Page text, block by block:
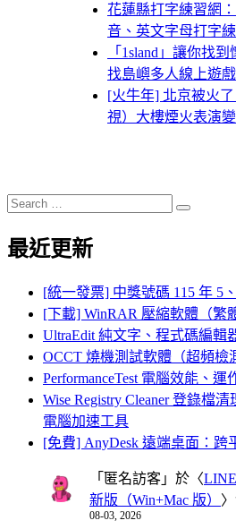
花蓮縣打字練習網
音、英文字母打字
「1sland」讓你找
找島嶼多人線上遊戲
[火牛年] 北京被火
視）大樓煙火表演變
Search
for:
Search
最近更新
[統一發票] 中獎號碼 115 年 5
[下載] WinRAR 壓縮軟體（繁
UltraEdit 純文字、程式碼編輯
OCCT 燒機測試軟體（超頻檢
PerformanceTest 電腦效能、
Wise Registry Cleaner 登錄檔
電腦加速工具
[免費] AnyDesk 遠端桌面：跨
「 匿名訪客 」於〈
新版（Win+Mac 版）
08-03, 2026